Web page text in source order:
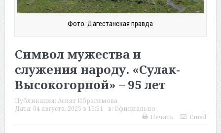
Фото: Дагестанская правда
Символ мужества и
служения народу. «Сулак-
Высокогорной» – 95 лет
Публикация: Асият Ибрагимова
Дата: 04 августа, 2025 в 15:51 в: Официально
Печать
Email